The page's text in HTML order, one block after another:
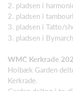
2. pladsen i
2. pladsen i
3. pladsen i Tatto/
3. pladsen i Bymarch
WMC Kerkrade
Holbæk Garden
Kerkrade.